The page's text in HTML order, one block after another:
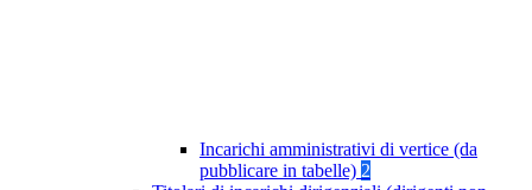
Incarichi amministrativi di vertice (da
pubblicare in tabelle) 2